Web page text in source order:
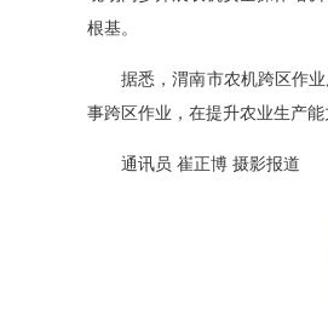
根基。
据悉，渭南市农机跨区作业
事跨区作业，在提升农业生产
通讯员 崔正博 摄影报道